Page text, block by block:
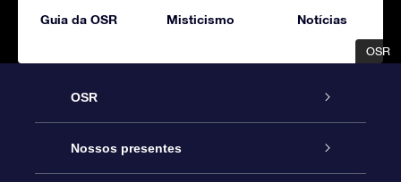
OSR
OSR
Guia da OSR Misticismo Notícias
OSR
Serviço
Nossos presentes